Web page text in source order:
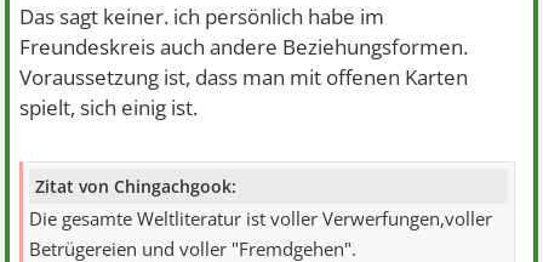
Das sagt keiner. ich persönlich habe im
Freundeskreis auch andere Beziehungsformen.
Voraussetzung ist, dass man mit offenen Karten
spielt, sich einig ist.
Zitat von Chingachgook:
Die gesamte Weltliteratur ist voller Verwerfungen,voller
Betrügereien und voller "Fremdgehen".